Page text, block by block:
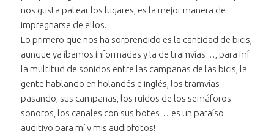
nos gusta patear los lugares, es la mejor manera de
impregnarse de ellos.
Lo primero que nos ha sorprendido es la cantidad de bicis,
aunque ya íbamos informadas y la de tramvías…, para mí
la multitud de sonidos entre las campanas de las bicis, la
gente hablando en holandés e inglés, los tramvías
pasando, sus campanas, los ruidos de los semáforos
sonoros, los canales con sus botes… es un paraíso
auditivo para mí y mis audiofotos!